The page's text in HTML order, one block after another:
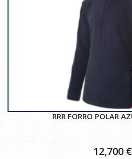
RRR FORRO POLAR
12,700 €